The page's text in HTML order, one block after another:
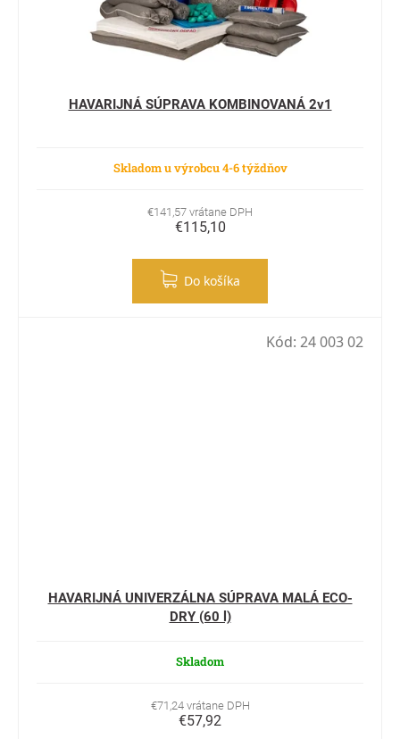
HAVARIJNÁ SÚPRAVA KOMBINOVANÁ 2v1
Skladom u výrobcu 4-6 týždňov
€141,57 vrátane DPH
€115,10
Do košíka
HAVARIJNÁ UNIVERZÁLNA SÚPRAVA MALÁ ECO-
DRY (60 l)
Skladom
€71,24 vrátane DPH
€57,92
Kód: 24 003 02